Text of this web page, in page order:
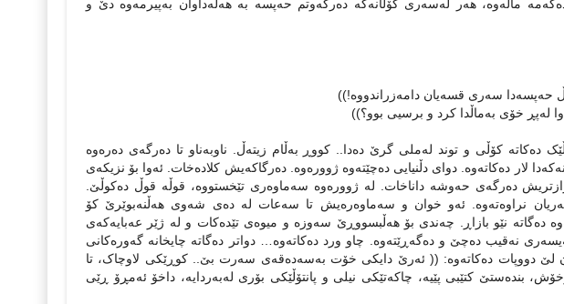
ماڵه‌وه‌، هه‌ر له‌سه‌ری کۆڵانه‌که‌ ده‌رکه‌وتم حه‌پسه‌ به ‌هه‌ڵه‌داوان به‌پیرمه‌وه‌ دێ و
حه‌پسه‌دا سه‌ری قسه‌یان دامه‌زراندووه‌!))
له‌پڕ خۆی به‌ماڵدا کرد و برسیی بوو؟))
ده‌کاته‌ کۆڵی و توند له‌ملی گرێ ده‌دا.. کووڕ به‌ڵام زیته‌ڵ. ناوبه‌ناو تا ده‌رگه‌ی ده‌ره‌وه‌
لار ده‌کاته‌وه‌. دوای دڵنیایی ده‌چێته‌وه‌ ژووره‌وه‌. ده‌رگاکه‌یش کلاده‌خات. ئه‌وا بۆ نزیکه‌ی
ده‌رگه‌ی حه‌وشه‌ داناخات. له ‌ژووره‌وه‌ سه‌ماوه‌ری تێخستووه‌، قوڵه‌ قوڵ ده‌کوڵێ.
نراوه‌ته‌وه‌. ئه‌و خوان و سه‌ماوه‌ره‌یش تا سه‌عات له‌ ده‌ی شه‌وی هه‌ڵنه‌بوێرێ کۆ
ده‌گاته‌ نێو بازاڕ. چه‌ندی بۆ هه‌ڵبسووڕێ سه‌وزه‌ و میوه‌ی تێده‌کات و له ‌ژێر عه‌بایه‌که‌ی
نه‌قیب ده‌چێ و ده‌گه‌ڕێته‌وه‌. چاو ورد ده‌کاته‌وه‌… دواتر ده‌گاته‌ چایخانه‌ گه‌وره‌کانی
لێ دووپات ده‌کاته‌وه‌: (( ئه‌رێ دایکی خۆت به‌سه‌ده‌قه‌ی سه‌رت بێ.. کوڕێکی لاوچاک، تا
بنده‌ستێ کتێبی پێیه‌، چاکه‌تێکی نیلی و پانتۆڵێکی بۆری له‌به‌ردایه‌، داخۆ ئه‌مڕۆ ڕێی